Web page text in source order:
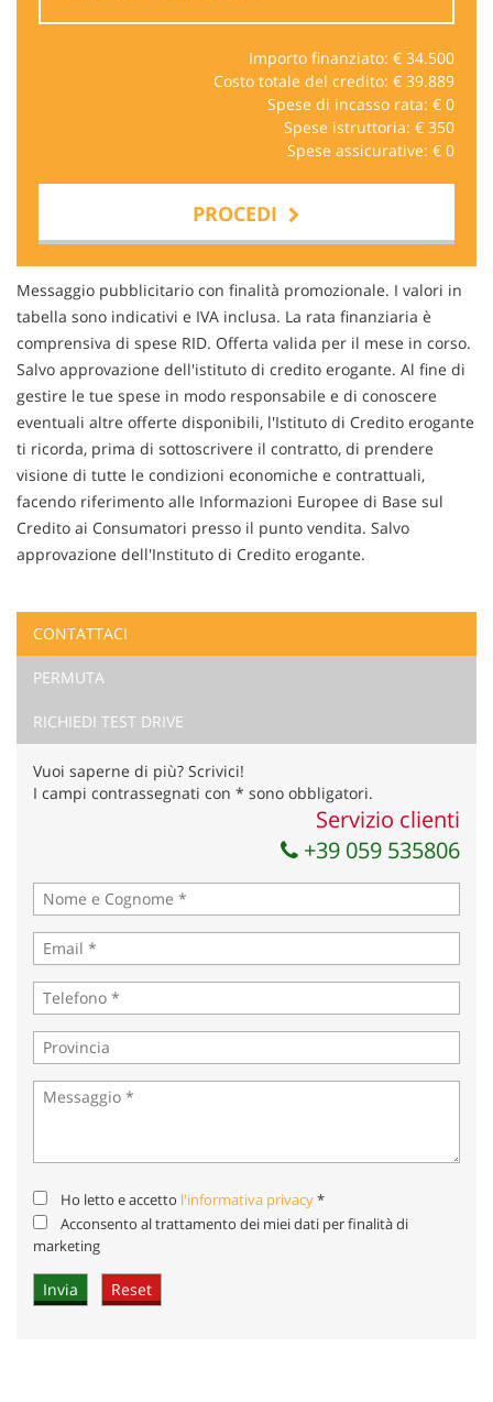
Importo finanziato: € 34.500
Costo totale del credito: € 39.889
Spese di incasso rata: € 0
Spese istruttoria: € 350
Spese assicurative: € 0
PROCEDI
Contattaci
Ho letto e accettol'informativa privacy*
Acconsento al trattamento dei miei dati per finalità di
Invia la tua richiesta
Messaggio pubblicitario con finalità promozionale. I valori in
tabella sono indicativi e IVA inclusa. La rata finanziaria è
comprensiva di spese RID. Offerta valida per il mese in corso.
Salvo approvazione dell'istituto di credito erogante. Al fine di
gestire le tue spese in modo responsabile e di conoscere
eventuali altre offerte disponibili, l'Istituto di Credito erogante
ti ricorda, prima di sottoscrivere il contratto, di prendere
visione di tutte le condizioni economiche e contrattuali,
facendo riferimento alle Informazioni Europee di Base sul
Credito ai Consumatori presso il punto vendita. Salvo
approvazione dell'Instituto di Credito erogante.
CONTATTACI
PERMUTA
RICHIEDI TEST DRIVE
Vuoi saperne di più? Scrivici!
I campi contrassegnati con * sono obbligatori.
Servizio clienti
+39 059 535806
Ho letto e accetto l'informativa privacy*
Acconsento al trattamento dei miei dati per finalità di
marketing